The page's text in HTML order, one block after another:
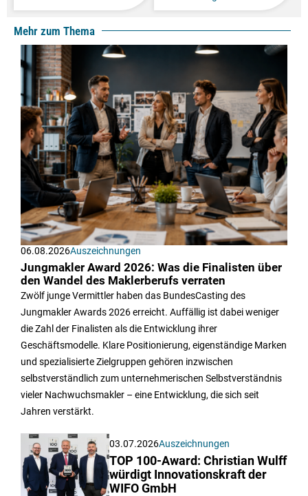
Mehr zum Thema
06.08.2026Auszeichnungen
Jungmakler Award 2026: Was die Finalisten über
den Wandel des Maklerberufs verraten
Zwölf junge Vermittler haben das BundesCasting des
Jungmakler Awards 2026 erreicht. Auffällig ist dabei weniger
die Zahl der Finalisten als die Entwicklung ihrer
Geschäftsmodelle. Klare Positionierung, eigenständige Marken
und spezialisierte Zielgruppen gehören inzwischen
selbstverständlich zum unternehmerischen Selbstverständnis
vieler Nachwuchsmakler – eine Entwicklung, die sich seit
Jahren verstärkt.
03.07.2026Auszeichnungen
TOP 100-Award: Christian Wulff
würdigt Innovationskraft der
WIFO GmbH